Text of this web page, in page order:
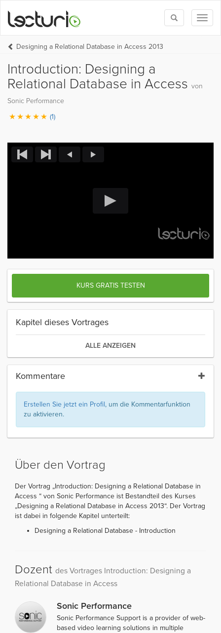
Toggle
search
Designing a Relational Database in Access 2013
Introduction: Designing a
Relational Database in Access von
Sonic Performance
(1)
KURS GRATIS TESTEN
Kapitel dieses Vortrages
ALLE ANZEIGEN
Kommentare
Erstellen Sie jetzt ein Profil, um die Kommentarfunktion
zu aktivieren.
Über den Vortrag
Der Vortrag „Introduction: Designing a Relational Database in
Access “ von Sonic Performance ist Bestandteil des Kurses
„Designing a Relational Database in Access 2013“. Der Vortrag
ist dabei in folgende Kapitel unterteilt:
Designing a Relational Database - Introduction
Dozent des Vortrages Introduction: Designing a
Relational Database in Access
Sonic Performance
Sonic Performance Support is a provider of web-
based video learning solutions in multiple